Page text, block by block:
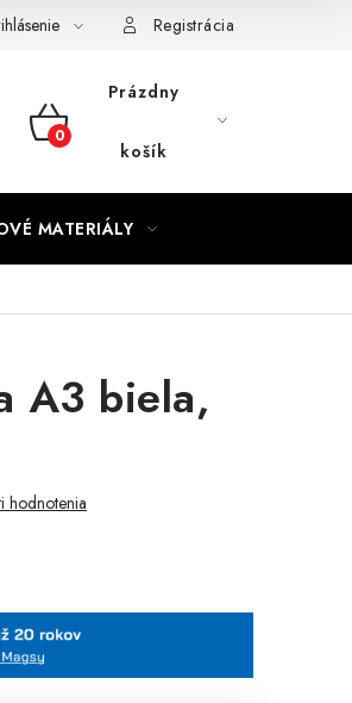
Registrácia
NÁKUPNÝ
Prázdny
košík
MATERIÁLY
A3 biela,
hodnotenia